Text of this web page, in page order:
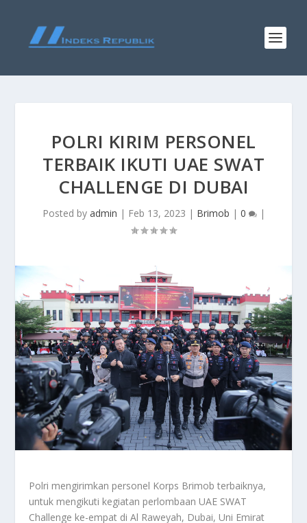
POLRI KIRIM PERSONEL
TERBAIK IKUTI UAE SWAT
CHALLENGE DI DUBAI
Posted by admin | Feb 13, 2023 | Brimob | 0 |
Polri mengirimkan personel Korps Brimob terbaiknya,
untuk mengikuti kegiatan perlombaan UAE SWAT
Challenge ke-empat di Al Raweyah, Dubai, Uni Emirat